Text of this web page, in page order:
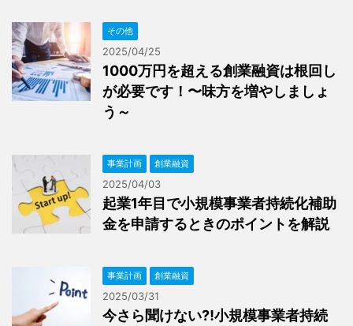
その他
2025/04/25
1000万円を超える創業融資は根回し
が必要です！〜味方を増やしましょ
う～
事業計画 創業融資
2025/04/03
起業1年目で小規模事業者持続化補助
金を申請するときのポイントを解説
事業計画 創業融資
2025/03/31
今さら聞けない⁈小規模事業者持続